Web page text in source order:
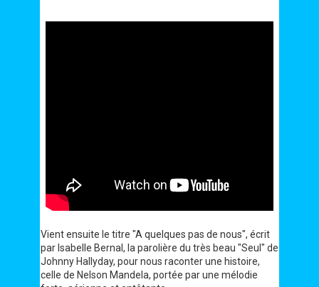
Vient ensuite le titre "A quelques pas de nous", écrit
par Isabelle Bernal, la parolière du très beau "Seul" de
Johnny Hallyday, pour nous raconter une histoire,
celle de Nelson Mandela, portée par une mélodie